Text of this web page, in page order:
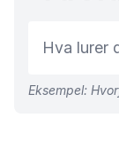
Eksempel: